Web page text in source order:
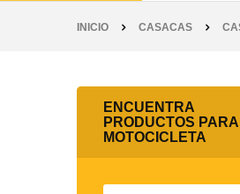
INICIO CASACAS
ENCUENTRA
PRODUCTOS
MOTOCICLETA